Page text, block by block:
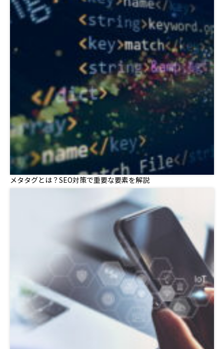
メタタグとは？SEO対策で重要な要素を解説